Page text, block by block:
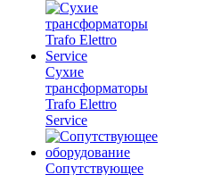
Сухие
трансформаторы
Trafo Elettro
Service
Сопутствующее